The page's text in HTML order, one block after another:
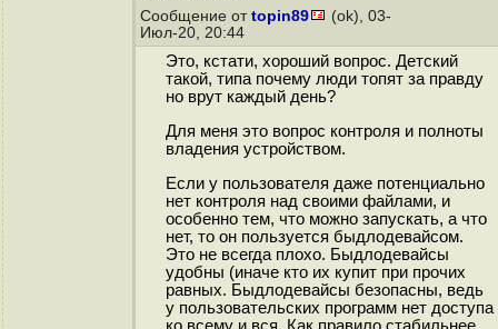
Сообщение от topin89
(ok), 03-
Июл-20, 20:44
Это, кстати, хороший вопрос. Детский
такой, типа почему люди топят за правду
но врут каждый день?
Для меня это вопрос контроля и полноты
владения устройством.
Если у пользователя даже потенциально
нет контроля над своими файлами, и
особенно тем, что можно запускать, а что
нет, то он пользуется быдлодевайсом.
Это не всегда плохо. Быдлодевайсы
удобны (иначе кто их купит при прочих
равных. Быдлодевайсы безопасны, ведь
у пользовательских программ нет доступа
ко всему и вся. Как правило стабильнее.